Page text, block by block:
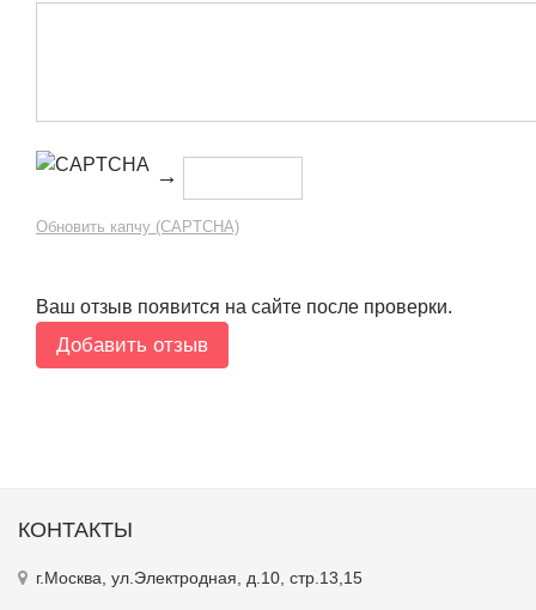
→
Обновить капчу (CAPTCHA)
Ваш отзыв появится на сайте после проверки.
КОНТАКТЫ
г.Москва, ул.Электродная, д.10, стр.13,15